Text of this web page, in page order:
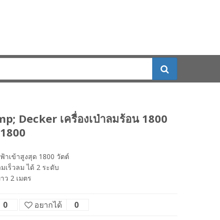
Decker เครื่องเป่าลมร้อน 1800
าเข้าสูงสุด 1800 วัตต์
เร็วลม ได้ 2 ระดับ
ว 2 เมตร
0 อยากได้ 0